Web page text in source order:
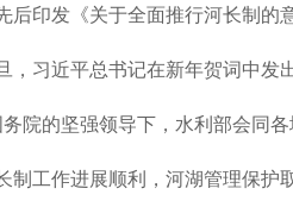
后印发《关于全面推行河长制的
，习近平总书记在新年贺词中发
院的坚强领导下，水利部会同
制工作进展顺利，河湖管理保护